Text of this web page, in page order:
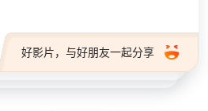
好影片，与好朋友一起分享